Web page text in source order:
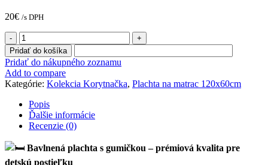
20€ /s DPH
množstvo
Bavlnená
plachta
na
gumičku
"
Korytnačka"
Pridať do košíka
Pridať do nákupného zoznamu
Add to compare
Kategórie: Kolekcia Korytnačka, Plachta na matrac 120x60cm
Popis
Ďalšie informácie
Recenzie (0)
Bavlnená plachta s gumičkou – prémiová kvalita pre
detskú postieľku